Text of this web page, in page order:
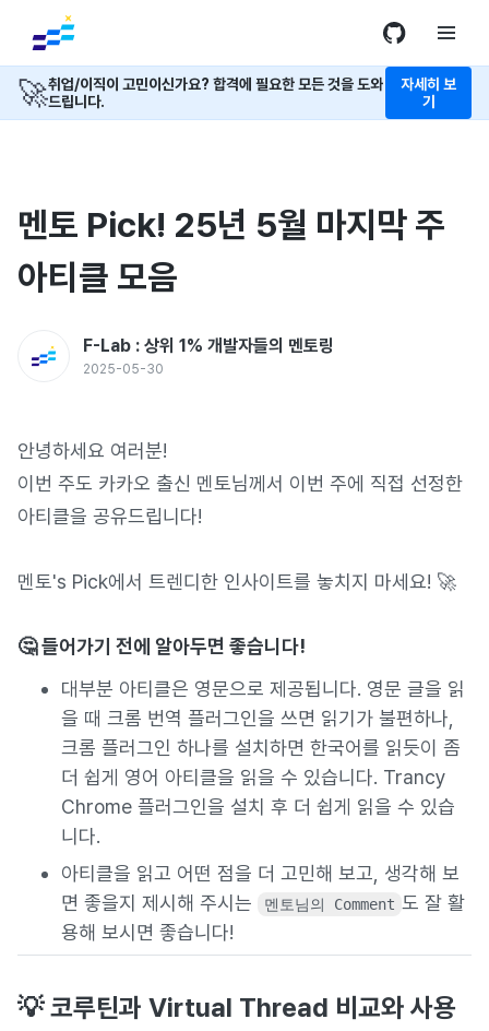
🚀취업/이직이 고민이신가요? 합격에 필요한 모든 것을 도와
드립니다.
자세히 보
기
멘토 Pick! 25년 5월 마지막 주
아티클 모음
F-Lab : 상위 1% 개발자들의 멘토링
2025-05-30
안녕하세요 여러분!
이번 주도 카카오 출신 멘토님께서 이번 주에 직접 선정한
아티클을 공유드립니다!
멘토's Pick에서 트렌디한 인사이트를 놓치지 마세요! 🚀
🤔 들어가기 전에 알아두면 좋습니다!
대부분 아티클은 영문으로 제공됩니다. 영문 글을 읽
을 때 크롬 번역 플러그인을 쓰면 읽기가 불편하나,
크롬 플러그인 하나를 설치하면 한국어를 읽듯이 좀
더 쉽게 영어 아티클을 읽을 수 있습니다. Trancy
Chrome 플러그인을 설치 후 더 쉽게 읽을 수 있습
니다.
아티클을 읽고 어떤 점을 더 고민해 보고, 생각해 보
면 좋을지 제시해 주시는
멘토님의 Comment 도 잘 활
용해 보시면 좋습니다!
💡 코루틴과 Virtual Thread 비교와 사용